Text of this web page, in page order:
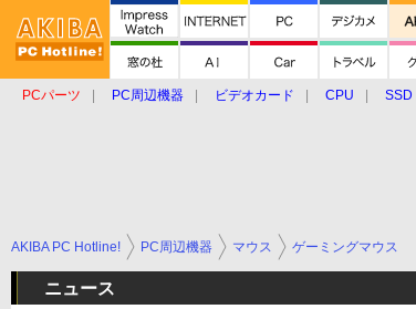
PCパーツ PC周辺機器 ビデオカード CPU SSD
AKIBA PC Hotline! PC周辺機器 マウス ゲーミングマウス
ニュース